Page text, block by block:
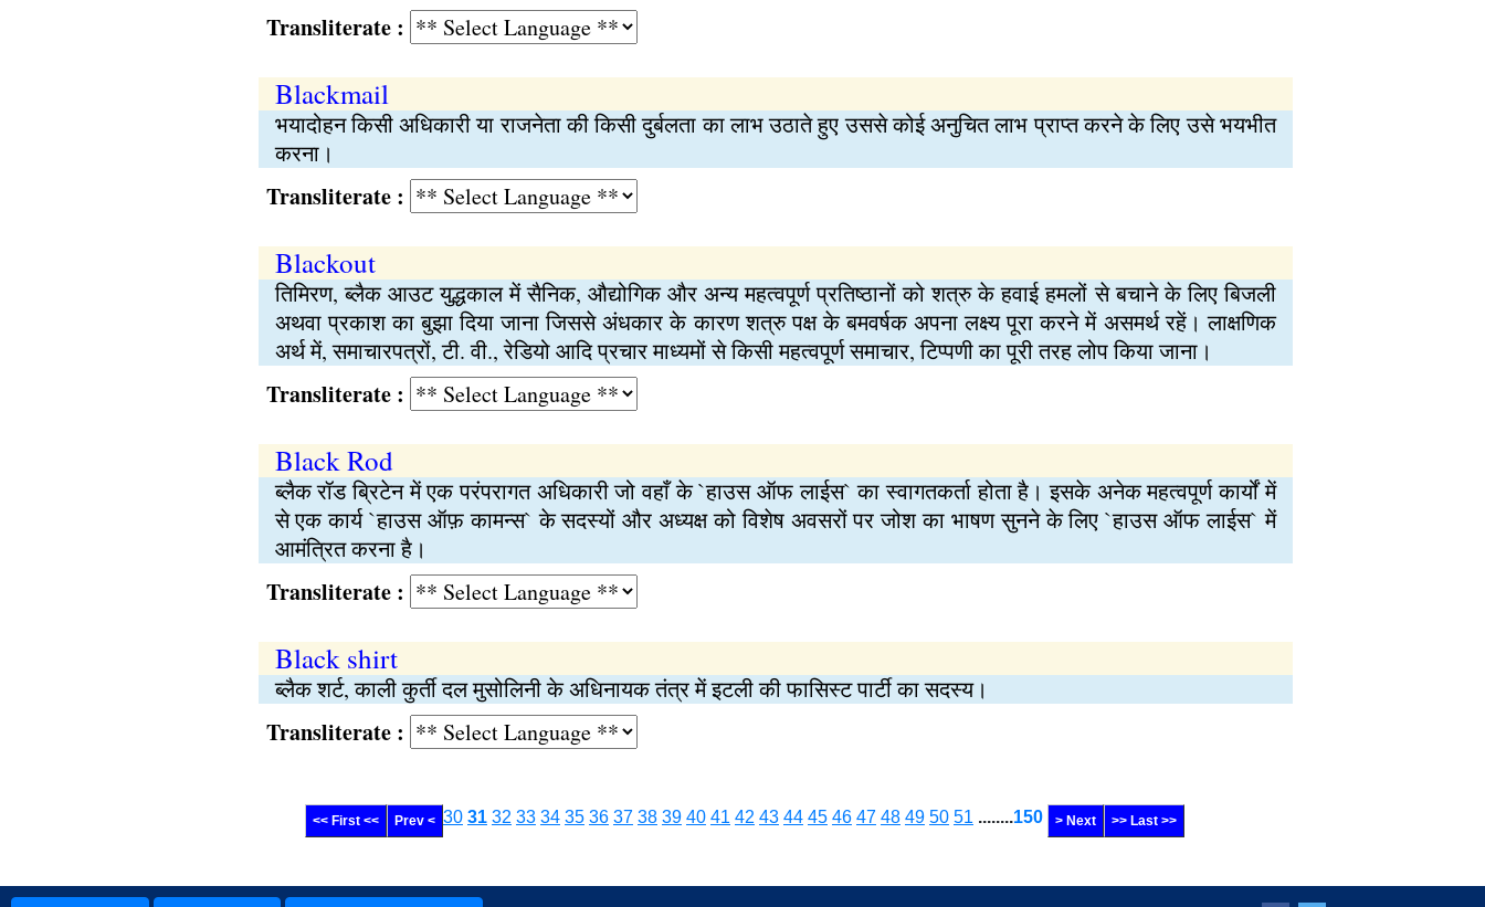
Transliterate :
Blackmail
भयादोहन किसी अधिकारी या राजनेता की किसी दुर्बलता का लाभ उठाते हुए उससे कोई अनुचित लाभ प्राप्त करने के लिए उसे भयभीत
करना।
Transliterate :
Blackout
तिमिरण, ब्लैक आउट युद्धकाल में सैनिक, औद्योगिक और अन्य महत्वपूर्ण प्रतिष्ठानों को शत्रु के हवाई हमलों से बचाने के लिए बिजली
अथवा प्रकाश का बुझा दिया जाना जिससे अंधकार के कारण शत्रु पक्ष के बमवर्षक अपना लक्ष्य पूरा करने में असमर्थ रहें। लाक्षणिक
अर्थ में, समाचारपत्रों, टी. वी., रेडियो आदि प्रचार माध्यमों से किसी महत्वपूर्ण समाचार, टिप्पणी का पूरी तरह लोप किया जाना।
Transliterate :
Black Rod
ब्लैक रॉड ब्रिटेन में एक परंपरागत अधिकारी जो वहाँ के `हाउस ऑफ लाईस` का स्वागतकर्ता होता है। इसके अनेक महत्वपूर्ण कार्यों में
से एक कार्य `हाउस ऑफ़ कामन्स` के सदस्यों और अध्यक्ष को विशेष अवसरों पर जोश का भाषण सुनने के लिए `हाउस ऑफ लाईस` में
आमंत्रित करना है।
Transliterate :
Black shirt
ब्लैक शर्ट, काली कुर्ती दल मुसोलिनी के अधिनायक तंत्र में इटली की फासिस्ट पार्टी का सदस्य।
Transliterate :
<< First << Prev < 30 31 32 33 34 35 36 37 38 39 40 41 42 43 44 45 46 47 48 49 50 51 ........150 > Next >> Last >>